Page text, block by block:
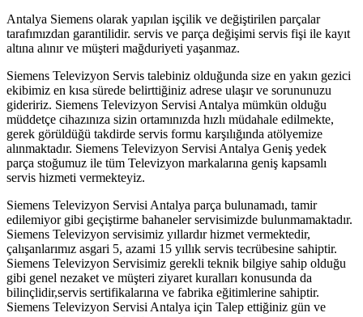
Antalya Siemens olarak yapılan işçilik ve değiştirilen parçalar
tarafımızdan garantilidir. servis ve parça değişimi servis fişi ile kayıt
altına alınır ve müşteri mağduriyeti yaşanmaz.
Siemens Televizyon Servis talebiniz olduğunda size en yakın gezici
ekibimiz en kısa sürede belirttiğiniz adrese ulaşır ve sorununuzu
gideririz. Siemens Televizyon Servisi Antalya mümkün olduğu
müddetçe cihazınıza sizin ortamınızda hızlı müdahale edilmekte,
gerek görüldüğü takdirde servis formu karşılığında atölyemize
alınmaktadır. Siemens Televizyon Servisi Antalya Geniş yedek
parça stoğumuz ile tüm Televizyon markalarına geniş kapsamlı
servis hizmeti vermekteyiz.
Siemens Televizyon Servisi Antalya parça bulunamadı, tamir
edilemiyor gibi geçiştirme bahaneler servisimizde bulunmamaktadır.
Siemens Televizyon servisimiz yıllardır hizmet vermektedir,
çalışanlarımız asgari 5, azami 15 yıllık servis tecrübesine sahiptir.
Siemens Televizyon Servisimiz gerekli teknik bilgiye sahip olduğu
gibi genel nezaket ve müşteri ziyaret kuralları konusunda da
bilinçlidir,servis sertifikalarına ve fabrika eğitimlerine sahiptir.
Siemens Televizyon Servisi Antalya için Talep ettiğiniz gün ve